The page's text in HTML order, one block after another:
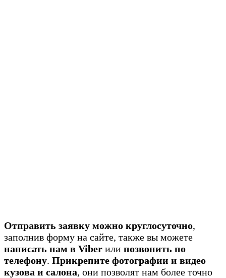
Отправить заявку можно круглосуточно,
заполнив форму на сайте, также вы можете
написать нам в Viber или позвонить по
телефону. Прикрепите фотографии и видео
кузова и салона, они позволят нам более точно